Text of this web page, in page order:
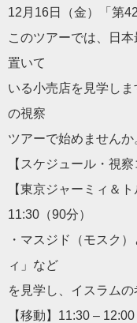
12月16日（金）「第
このツアーでは、日
置いて
いる小売店を見学し
の視察
ツアーで始めませんか
【スケジュール・視察
【東京ジャーミィ＆
11:30（90分）
・マスジド（モスク
ィ」など
を見学し、イスラムの
【移動】11:30 –